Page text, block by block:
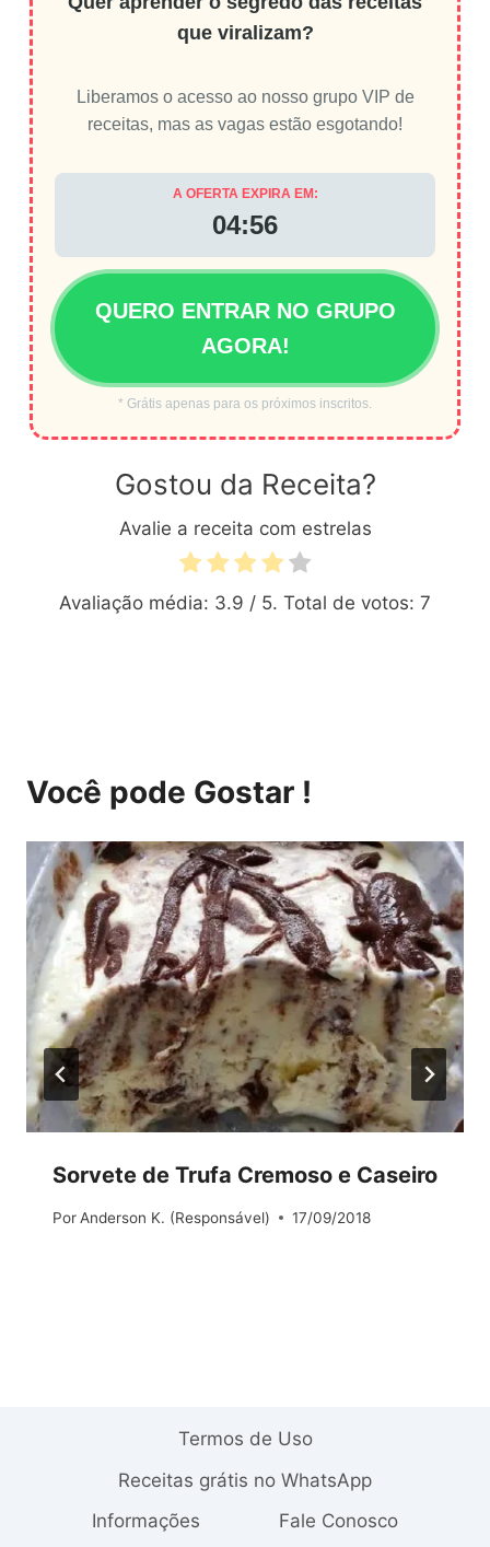
que viralizam?
Liberamos o acesso ao nosso grupo VIP de
receitas, mas as vagas estão esgotando!
A OFERTA EXPIRA EM:
04:56
QUERO ENTRAR NO GRUPO
AGORA!
* Grátis apenas para os próximos inscritos.
Gostou da Receita?
Avalie a receita com estrelas
Avaliação média: 3.9 / 5. Total de votos: 7
Você pode Gostar !
Sorvete de Trufa Cremoso e Caseiro
Por Anderson K. (Responsável) 17/09/2018
Termos de Uso
Receitas grátis no WhatsApp
Informações
Fale Conosco